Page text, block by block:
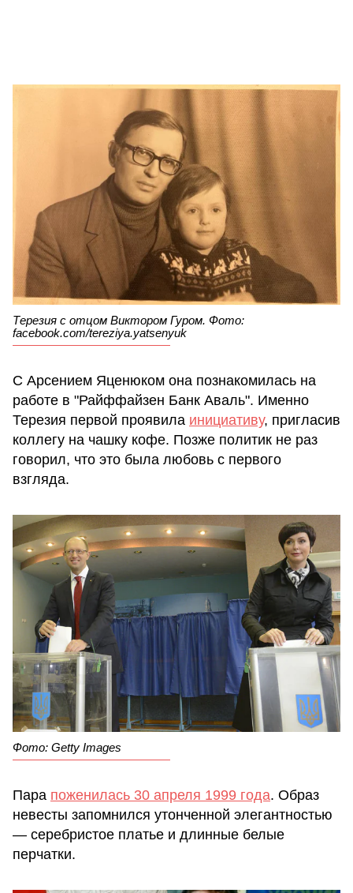
Терезия с отцом Виктором Гуром. Фото:
facebook.com/tereziya.yatsenyuk
С Арсением Яценюком она познакомилась на
работе в "Райффайзен Банк Аваль". Именно
Терезия первой проявила инициативу, пригласив
коллегу на чашку кофе. Позже политик не раз
говорил, что это была любовь с первого
взгляда.
Фото: Getty Images
Пара поженилась 30 апреля 1999 года. Образ
невесты запомнился утонченной элегантностью
— серебристое платье и длинные белые
перчатки.